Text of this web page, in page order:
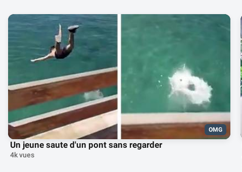
OMG
Un jeune saute d'un pont sans regarder
4k vues